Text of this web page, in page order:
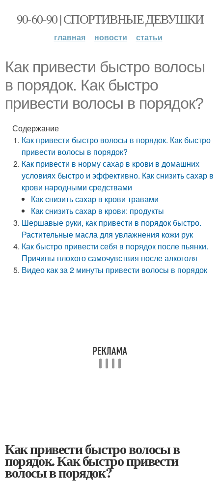
90-60-90 | СПОРТИВНЫЕ ДЕВУШКИ
главная новости статьи
Как привести быстро волосы
в порядок. Как быстро
привести волосы в порядок?
Содержание
Как привести быстро волосы в порядок. Как быстро
привести волосы в порядок?
Как привести в норму сахар в крови в домашних
условиях быстро и эффективно. Как снизить сахар в
крови народными средствами
Как снизить сахар в крови травами
Как снизить сахар в крови: продукты
Шершавые руки, как привести в порядок быстро.
Растительные масла для увлажнения кожи рук
Как быстро привести себя в порядок после пьянки.
Причины плохого самочувствия после алкоголя
Видео как за 2 минуты привести волосы в порядок
Как привести быстро волосы в
порядок. Как быстро привести
волосы в порядок?